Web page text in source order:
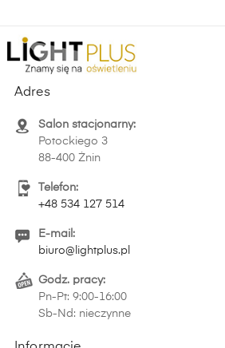
Adres
Salon stacjonarny:
Potockiego 3
88-400 Żnin
Telefon:
+48 534 127 514
E-mail:
biuro@lightplus.pl
Godz. pracy:
Pn-Pt: 9:00-16:00
Sb-Nd: nieczynne